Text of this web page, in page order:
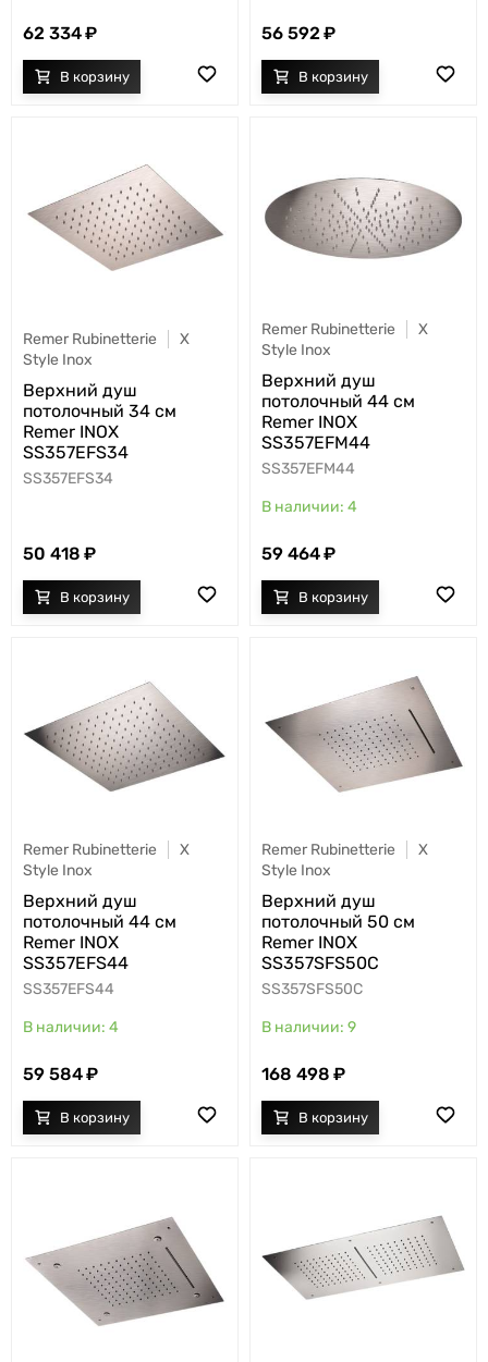
62 334 56 592
Remer Rubinetterie
X
Style Inox
Верхний душ
потолочный 34 см
Remer INOX
SS357EFS34
SS357EFS34
50 418
Remer Rubinetterie
X
Style Inox
Верхний душ
потолочный 44 см
Remer INOX
SS357EFM44
SS357EFM44
4
59 464
Remer Rubinetterie
X
Style Inox
Верхний душ
потолочный 44 см
Remer INOX
SS357EFS44
SS357EFS44
4
59 584
Remer Rubinetterie
X
Style Inox
Верхний душ
потолочный 50 см
Remer INOX
SS357SFS50C
SS357SFS50C
9
168 498